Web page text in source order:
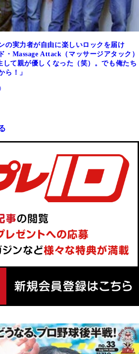
の実力者が自由に楽しいロックを届け
Massage Attack（マッサージアタック）
して親が優しくなった（笑）。でも俺たち
ら！」